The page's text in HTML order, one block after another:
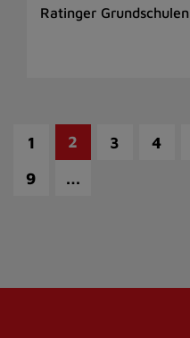
Ratinger Grundschulen
1 2 3 4
9
…